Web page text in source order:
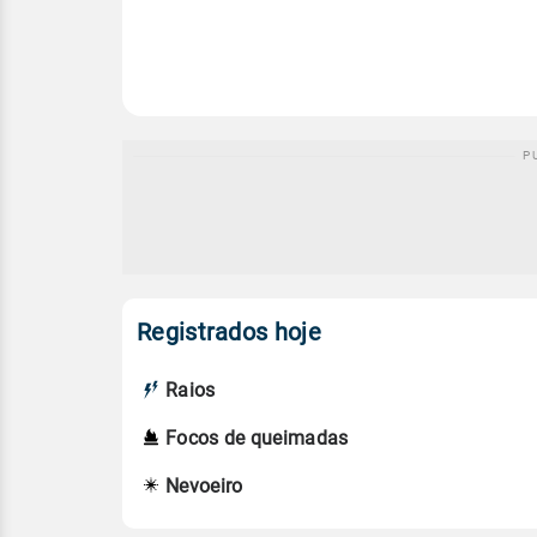
Registrados hoje
Raios
Focos de queimadas
Nevoeiro